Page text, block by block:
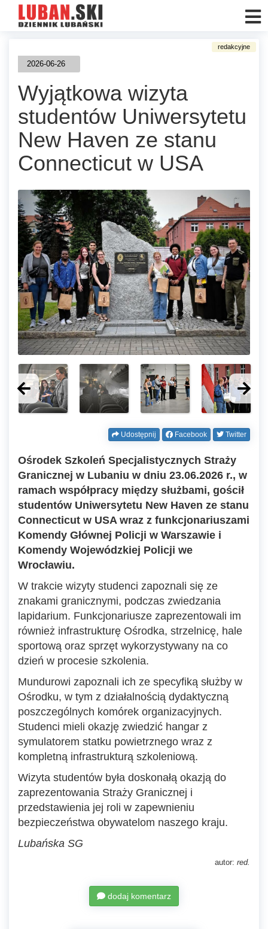
2026-06-26
Wyjątkowa wizyta
studentów Uniwersytetu
New Haven ze stanu
Connecticut w USA
Udostępnij Facebook Twitter
Ośrodek Szkoleń Specjalistycznych Straży
Granicznej w Lubaniu w dniu 23.06.2026 r., w
ramach współpracy między służbami, gościł
studentów Uniwersytetu New Haven ze stanu
Connecticut w USA wraz z funkcjonariuszami
Komendy Głównej Policji w Warszawie i
Komendy Wojewódzkiej Policji we
Wrocławiu.
W trakcie wizyty studenci zapoznali się ze
znakami granicznymi, podczas zwiedzania
lapidarium. Funkcjonariusze zaprezentowali im
również infrastrukturę Ośrodka, strzelnicę, hale
sportową oraz sprzęt wykorzystywany na co
dzień w procesie szkolenia.
Mundurowi zapoznali ich ze specyfiką służby w
Ośrodku, w tym z działalnością dydaktyczną
poszczególnych komórek organizacyjnych.
Studenci mieli okazję zwiedzić hangar z
symulatorem statku powietrznego wraz z
kompletną infrastrukturą szkoleniową.
Wizyta studentów była doskonałą okazją do
zaprezentowania Straży Granicznej i
przedstawienia jej roli w zapewnieniu
bezpieczeństwa obywatelom naszego kraju.
Lubańska SG
autor: red.
dodaj komentarz